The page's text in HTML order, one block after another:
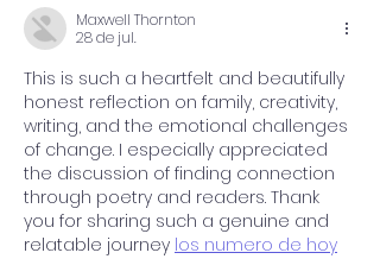
Pinhal!
Maxwell Thornton
28 de jul.
This is such a heartfelt and beautifully
honest reflection on family, creativity,
writing, and the emotional challenges
of change. I especially appreciated
the discussion of finding connection
through poetry and readers. Thank
you for sharing such a genuine and
relatable journey los numero de hoy